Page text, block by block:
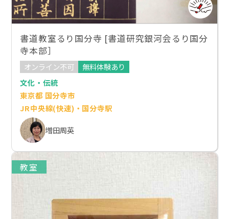
書道教室るり国分寺 [書道研究銀河会るり国分
寺本部］
オンライン不可
無料体験あり
文化・伝統
東京都 国分寺市
JR中央線(快速)・国分寺駅
増田周英
教室